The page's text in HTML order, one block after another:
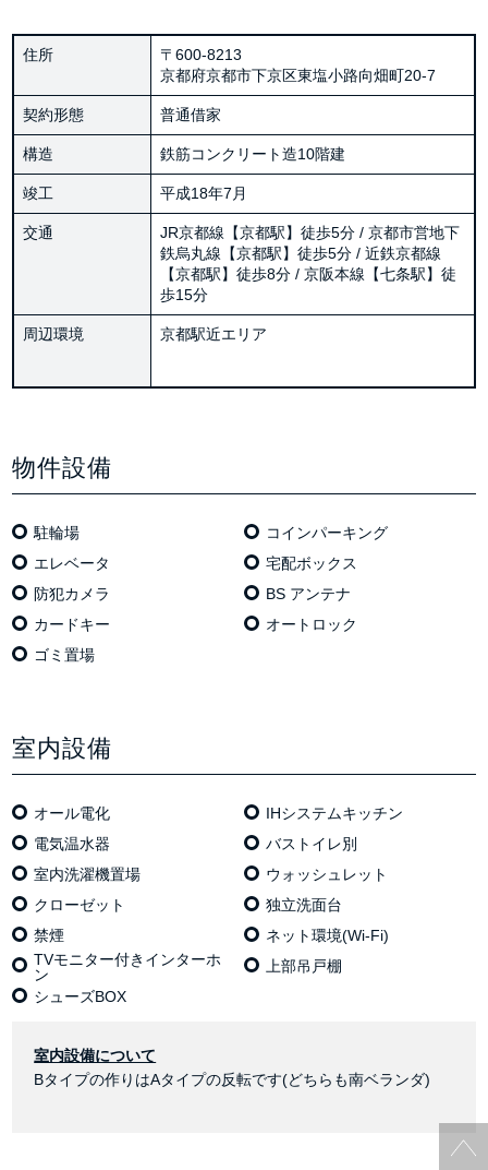
住所
〒600-8213
京都府京都市下京区東塩小路向畑町20-7
契約形態 普通借家
構造 鉄筋コンクリート造10階建
竣工 平成18年7月
交通
JR京都線【京都駅】徒歩5分 / 京都市営地下
鉄烏丸線【京都駅】徒歩5分 / 近鉄京都線
【京都駅】徒歩8分 / 京阪本線【七条駅】徒
歩15分
周辺環境 京都駅近エリア
物件設備
駐輪場
コインパーキング
エレベータ
宅配ボックス
防犯カメラ
BS アンテナ
カードキー
オートロック
ゴミ置場
室内設備
オール電化
IHシステムキッチン
電気温⽔器
バストイレ別
室内洗濯機置場
ウォッシュレット
クローゼット
独⽴洗⾯台
禁煙
ネット環境(Wi-Fi)
TVモニター付きインターホ
ン
上部吊戸棚
シューズBOX
室内設備について
Bタイプの作りはAタイプの反転です(どちらも南ベランダ)